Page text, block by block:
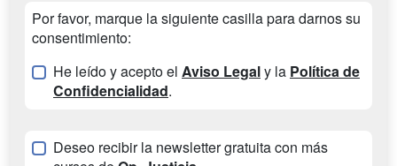
Por favor, marque la siguiente casilla para darnos su
consentimiento:
He leído y acepto el Aviso Legaly la Política de
Confidencialidad.
Deseo recibir la newsletter gratuita con más